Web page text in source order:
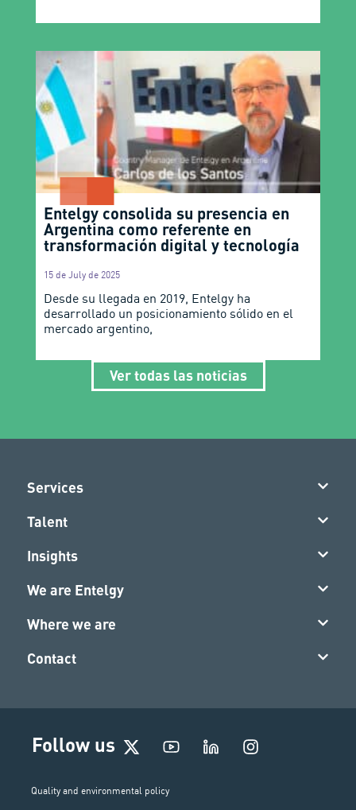
Entelgy consolida su presencia en
Argentina como referente en
transformación digital y tecnología
15 de July de 2025
Desde su llegada en 2019, Entelgy ha
desarrollado un posicionamiento sólido en el
mercado argentino,
Ver todas las noticias
Services
Talent
Insights
We are Entelgy
Where we are
Contact
Follow us
I
n
Quality and environmental policy